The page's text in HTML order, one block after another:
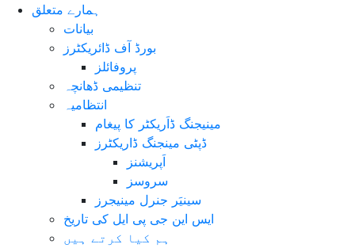
ہمارے متعلق
بیانات
بورڈ آف ڈائریکٹرز
پروفائلز
تنظیمی ڈھانچہ
انتظامیہ
مینیجنگ ڈاَریکٹر کا پیغام
ڈپٹی مینجنگ ڈاریکٹرز
اَپریشنز
سروسز
سینیَر جنرل مینیجرز
ایس این جی پی ایل کی تاریخ
ہم کیا کرتے ہیں